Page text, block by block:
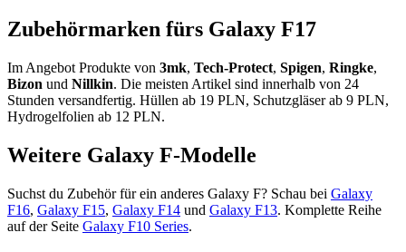
Zubehörmarken fürs Galaxy F17
Im Angebot Produkte von 3mk, Tech-Protect, Spigen, Ringke,
Bizon und Nillkin. Die meisten Artikel sind innerhalb von 24
Stunden versandfertig. Hüllen ab 19 PLN, Schutzgläser ab 9 PLN,
Hydrogelfolien ab 12 PLN.
Weitere Galaxy F-Modelle
Suchst du Zubehör für ein anderes Galaxy F? Schau bei Galaxy
F16, Galaxy F15, Galaxy F14 und Galaxy F13. Komplette Reihe
auf der Seite Galaxy F10 Series.